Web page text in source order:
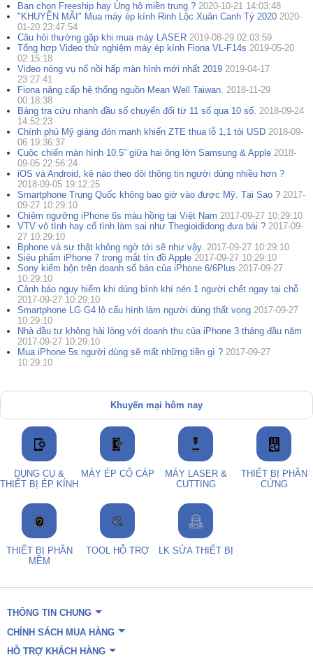
Bạn chọn Freeship hay Ủng hộ miền trung ? 2020-10-21 14:03:48
"KHUYẾN MÃI" Mua máy ép kính Rinh Lộc Xuân Canh Tý 2020 2020-
01-20 23:47:54
Câu hỏi thường gặp khi mua máy LASER 2019-08-29 02:03:59
Tổng hợp Video thử nghiệm máy ép kính Fiona VL-F14s 2019-05-20
02:15:18
Video nóng vụ nổ nồi hấp màn hình mới nhất 2019 2019-04-17
23:27:41
Fiona nâng cấp hệ thống nguồn Mean Well Taiwan. 2018-11-29
00:18:38
Bảng tra cứu nhanh đầu số chuyển đổi từ 11 số qua 10 số. 2018-09-24
14:52:23
Chính phủ Mỹ giáng đón mạnh khiến ZTE thua lỗ 1,1 tỏi USD 2018-09-
06 19:36:37
Cuộc chiến màn hình 10.5” giữa hai ông lớn Samsung & Apple 2018-
09-05 22:56:24
iOS và Android, kẻ nào theo dõi thông tin người dùng nhiều hơn ?
2018-09-05 19:12:25
Smartphone Trung Quốc không bao giờ vào được Mỹ. Tại Sao ? 2017-
09-27 10:29:10
Chiêm ngưỡng iPhone 6s màu hồng tại Việt Nam 2017-09-27 10:29:10
VTV vô tình hay cố tình làm sai như Thegioididong đưa bài ? 2017-09-
27 10:29:10
Bphone và sự thật không ngờ tới sẽ như vậy. 2017-09-27 10:29:10
Siêu phẩm iPhone 7 trong mắt tín đồ Apple 2017-09-27 10:29:10
Sony kiếm bộn trên doanh số bán của iPhone 6/6Plus 2017-09-27
10:29:10
Cảnh báo nguy hiểm khi dùng bình khí nén 1 người chết ngay tại chỗ
2017-09-27 10:29:10
Smartphone LG G4 lộ cấu hình làm người dùng thất vọng 2017-09-27
10:29:10
Nhà đầu tư không hài lòng với doanh thu của iPhone 3 tháng đầu năm
2017-09-27 10:29:10
Mua iPhone 5s người dùng sẽ mất những tiền gì ? 2017-09-27
10:29:10
Khuyến mại hôm nay
DỤNG CỤ &
THIẾT BỊ ÉP KÍNH
MÁY ÉP CỔ CÁP
MÁY LASER &
CUTTING
THIẾT BỊ PHẦN
CỨNG
THIẾT BỊ PHẦN
MỀM
TOOL HỖ TRỢ LK SỬA THIẾT BỊ
THÔNG TIN CHUNG
CHÍNH SÁCH MUA HÀNG
HỖ TRỢ KHÁCH HÀNG